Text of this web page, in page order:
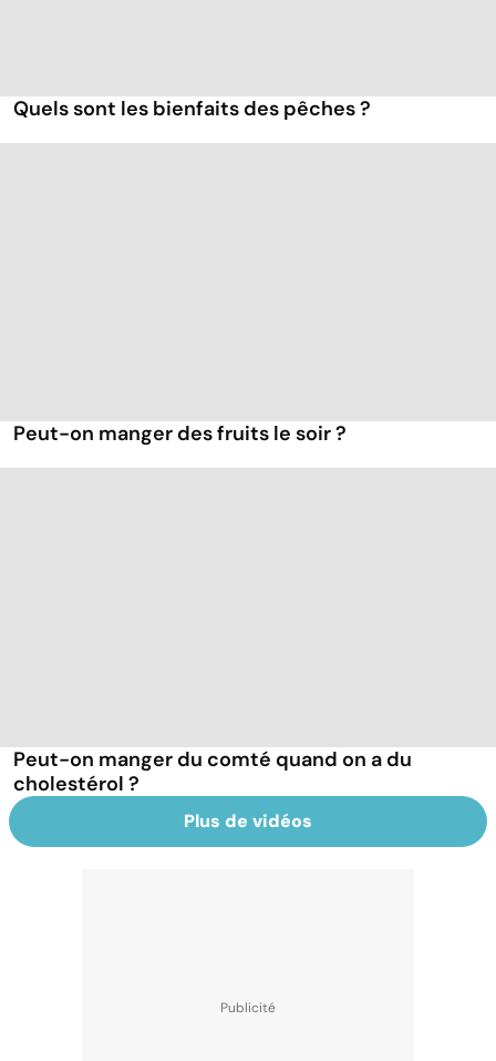
Quels sont les bienfaits des pêches ?
Peut-on manger des fruits le soir ?
Peut-on manger du comté quand on a du
cholestérol ?
Plus de vidéos